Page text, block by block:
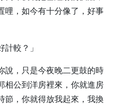
哩，如今有十分像了，好事
較？」
說，只是今夜晚二更鼓的時
相公到洋房裡來，你就進房
節，你就得放我起來，我換